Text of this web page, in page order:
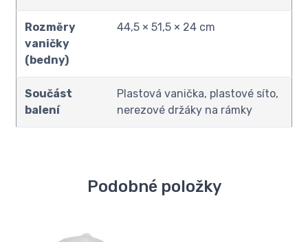
Rozměry
vaničky
(bedny)
44,5 × 51,5 × 24 cm
Součást
balení
Plastová vanička, plastové síto,
nerezové držáky na rámky
Podobné položky